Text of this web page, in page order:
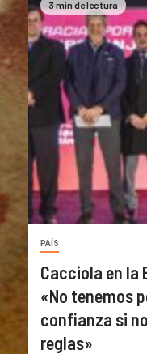
3 min de lectura
PAÍS
Cacciola en la
«No tenemos
confianza si
reglas»